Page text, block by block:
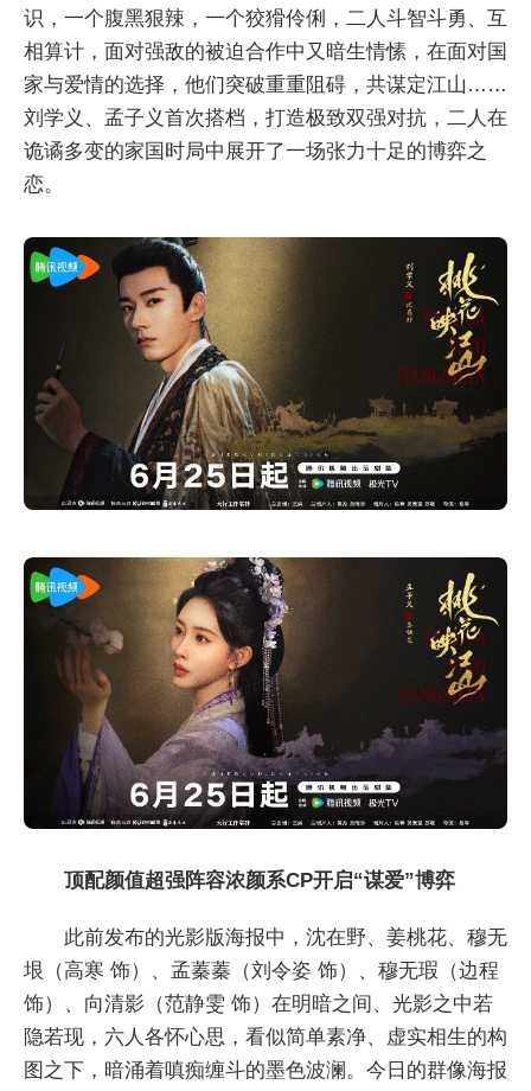
识，一个腹黑狠辣，一个狡猾伶俐，二人斗智斗勇、互
相算计，面对强敌的被迫合作中又暗生情愫，在面对国
家与爱情的选择，他们突破重重阻碍，共谋定江山……
刘学义、孟子义首次搭档，打造极致双强对抗，二人在
诡谲多变的家国时局中展开了一场张力十足的博弈之
恋。
顶配颜值超强阵容浓颜系CP开启“谋爱”博弈
此前发布的光影版海报中，沈在野、姜桃花、穆无
垠（高寒 饰）、孟蓁蓁（刘令姿 饰）、穆无瑕（边程
饰）、向清影（范静雯 饰）在明暗之间、光影之中若
隐若现，六人各怀心思，看似简单素净、虚实相生的构
图之下，暗涌着嗔痴缠斗的墨色波澜。今日的群像海报